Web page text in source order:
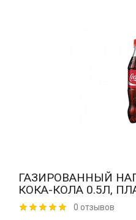
ГАЗИРОВАННЫЙ
КОКА-КОЛА 0.5Л,
0 отзывов